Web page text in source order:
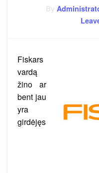
Fiskars
vardą
žino ar
bent jau
yra
girdėjęs